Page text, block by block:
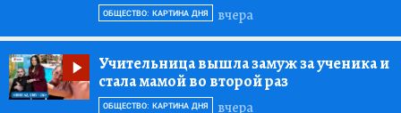
вчера
ОБЩЕСТВО: КАРТИНА ДНЯ
Учительница вышла замуж за ученика и
стала мамой во второй раз
вчера
ОБЩЕСТВО: КАРТИНА ДНЯ